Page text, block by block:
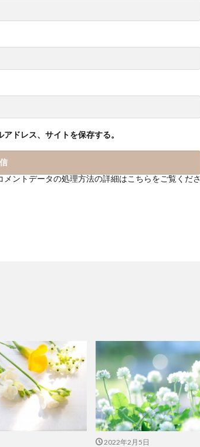
ドレス、サイトを保存する。
メントデータの処理方法の詳細はこちらをご覧くださ
2022年2月5日